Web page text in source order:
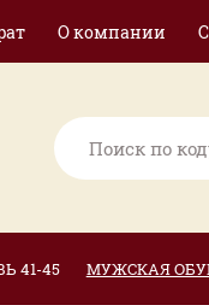
О компании
41-45 МУЖСКАЯ